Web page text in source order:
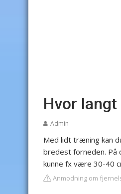
Hvor
Admin
Med lidt træning kan
bredest forneden. På
kunne fx være 30-40
Anmodning om